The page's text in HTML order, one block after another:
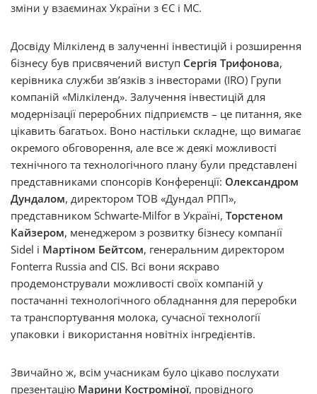
зміни у взаєминах України з ЄС і МС.
Досвіду Мілкіленд в залученні інвестицій і розширення
бізнесу був присвячений виступ Сергія Трифонова,
керівника служби зв’язків з інвесторами (IRO) Групи
компаній «Мілкіленд». Залучення інвестицій для
модернізації переробних підприємств – це питання, яке
цікавить багатьох. Воно настільки складне, що вимагає
окремого обговорення, але все ж деякі можливості
технічного та технологічного плану були представлені
представниками спонсорів Конференції: Олександром
Дундалом, директором ТОВ «Дундал РПП»,
представником Schwarte-Milfor в Україні, Торстеном
Кайзером, менеджером з розвитку бізнесу компанії
Sidel і Мартіном Бейтсом, генеральним директором
Fonterra Russia and CIS. Всі вони яскраво
продемонстрували можливості своїх компаній у
постачанні технологічного обладнання для переробки
та транспортування молока, сучасної технології
упаковки і використання новітніх інгредієнтів.
Звичайно ж, всім учасникам було цікаво послухати
презентацію Марини Костроміної, провідного